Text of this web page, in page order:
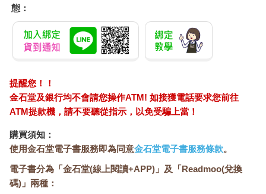
態：
提醒您！！
金石堂及銀行均不會請您操作ATM! 如接獲電話要求您前往
ATM提款機，請不要聽從指示，以免受騙上當！
購買須知：
使用金石堂電子書服務即為同意金石堂電子書服務條款。
電子書分為「金石堂(線上閱讀+APP)」及「Readmoo(兌換
碼)」兩種：